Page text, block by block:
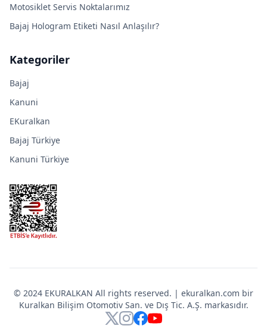
Motosiklet Servis Noktalarımız
Bajaj Hologram Etiketi Nasıl Anlaşılır?
Kategoriler
Bajaj
Kanuni
EKuralkan
Bajaj Türkiye
Kanuni Türkiye
© 2024 EKURALKAN All rights reserved. | ekuralkan.com bir
Kuralkan Bilişim Otomotiv San. ve Dış Tic. A.Ş. markasıdır.